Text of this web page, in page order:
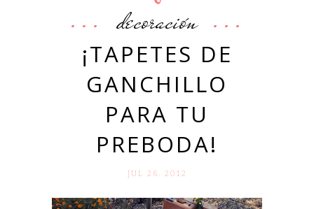
decoración
¡TAPETES DE
GANCHILLO
PARA TU
PREBODA!
JUL 26. 2012